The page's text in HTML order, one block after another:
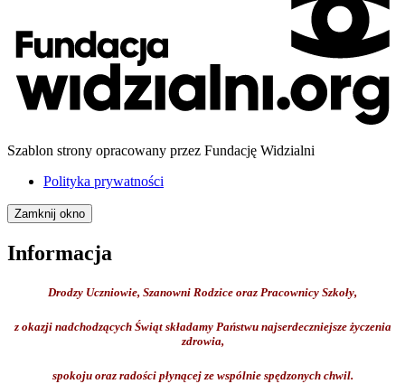
Szablon strony opracowany przez Fundację Widzialni
Polityka prywatności
Zamknij okno
Informacja
Drodzy Uczniowie, Szanowni Rodzice oraz Pracownicy Szkoły,
z okazji nadchodzących Świąt składamy Państwu najserdeczniejsze życzenia
zdrowia,
spokoju oraz radości płynącej ze wspólnie spędzonych chwil.